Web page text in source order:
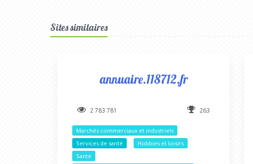
Sites similaires
annuaire.118712.fr
2 783 781 263
Marchés commerciaux et industriels
Services de santé
Hobbies et loisirs
Santé